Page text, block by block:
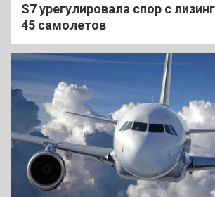
S7 урегулировала спор с
45 самолетов